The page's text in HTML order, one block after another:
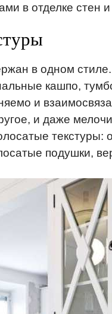
в отделке стен
в одном
кашпо,
и
и даже
текстуры:
подушки,